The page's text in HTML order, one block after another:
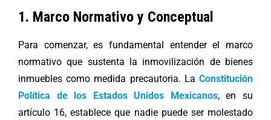
1. Marco Normativo y Conceptual
Para comenzar, es fundamental entender el marco
normativo que sustenta la inmovilización de bienes
inmuebles como medida precautoria. La Constitución
Política de los Estados Unidos Mexicanos, en su
artículo 16, establece que nadie puede ser molestado